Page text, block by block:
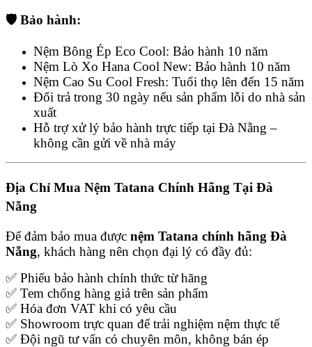
🛡️ Bảo hành:
Nệm Bông Ép Eco Cool: Bảo hành 10 năm
Nệm Lò Xo Hana Cool New: Bảo hành 10 năm
Nệm Cao Su Cool Fresh: Tuổi thọ lên đến 15 năm
Đổi trả trong 30 ngày nếu sản phẩm lỗi do nhà sản
xuất
Hỗ trợ xử lý bảo hành trực tiếp tại Đà Nẵng –
không cần gửi về nhà máy
Địa Chỉ Mua Nệm Tatana Chính Hãng Tại Đà
Nẵng
Để đảm bảo mua được nệm Tatana chính hãng Đà
Nẵng, khách hàng nên chọn đại lý có đầy đủ:
✅ Phiếu bảo hành chính thức từ hãng
✅ Tem chống hàng giả trên sản phẩm
✅ Hóa đơn VAT khi có yêu cầu
✅ Showroom trực quan để trải nghiệm nệm thực tế
✅ Đội ngũ tư vấn có chuyên môn, không bán ép